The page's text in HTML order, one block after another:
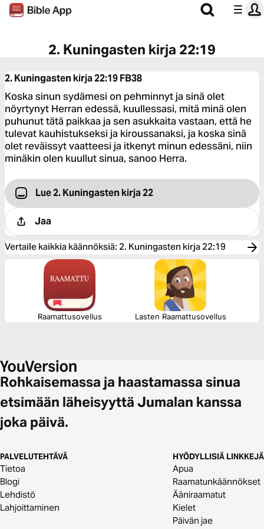
2. Kuningasten kirja 22:19
2. Kuningasten kirja 22:19FB38
Koska sinun sydämesi on pehminnyt ja sinä olet
nöyrtynyt Herran edessä, kuullessasi, mitä minä olen
puhunut tätä paikkaa ja sen asukkaita vastaan, että he
tulevat kauhistukseksi ja kiroussanaksi, ja koska sinä
olet reväissyt vaatteesi ja itkenyt minun edessäni, niin
minäkin olen kuullut sinua, sanoo Herra.
Lue 2. Kuningasten kirja 22
Jaa
Vertaile kaikkia käännöksiä: 2. Kuningasten kirja 22:19
Raamattusovellus Lasten Raamattusovellus
Rohkaisemassa ja haastamassa sinua
etsimään läheisyyttä Jumalan kanssa
joka päivä.
PALVELUTEHTÄVÄ
Tietoa
Blogi
Lehdistö
Lahjoittaminen
HYÖDYLLISIÄ LINKKEJÄ
Apua
Raamatunkäännökset
Ääniraamatut
Kielet
Päivän jae